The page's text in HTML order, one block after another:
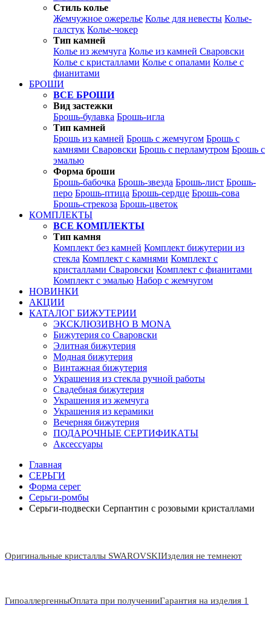
Стиль колье
Жемчужное ожерелье Колье для невесты Колье-
галстук Колье-чокер
Тип камней
Колье из жемчуга Колье из камней Сваровски
Колье с кристаллами Колье с опалами Колье с
фианитами
БРОШИ
ВСЕ БРОШИ
Вид застежки
Брошь-булавка Брошь-игла
Тип камней
Брошь из камней Брошь с жемчугом Брошь с
камнями Сваровски Брошь с перламутром Брошь с
эмалью
Форма броши
Брошь-бабочка Брошь-звезда Брошь-лист Брошь-
перо Брошь-птица Брошь-сердце Брошь-сова
Брошь-стрекоза Брошь-цветок
КОМПЛЕКТЫ
ВСЕ КОМПЛЕКТЫ
Тип камня
Комплект без камней Комплект бижутерии из
стекла Комплект с камнями Комплект с
кристаллами Сваровски Комплект с фианитами
Комплект с эмалью Набор с жемчугом
НОВИНКИ
АКЦИИ
КАТАЛОГ БИЖУТЕРИИ
ЭКСКЛЮЗИВНО В MONA
Бижутерия со Сваровски
Элитная бижутерия
Модная бижутерия
Винтажная бижутерия
Украшения из стекла ручной работы
Свадебная бижутерия
Украшения из жемчуга
Украшения из керамики
Вечерняя бижутерия
ПОДАРОЧНЫЕ СЕРТИФИКАТЫ
Аксессуары
Главная
СЕРЬГИ
Форма серег
Серьги-ромбы
Серьги-подвески Серпантин с розовыми кристаллами
Оригинальные кристаллы SWAROVSKIИзделия не темнеют
ГипоаллергенныОплата при полученииГарантия на изделия 1